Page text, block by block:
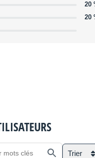
20
20
Trier